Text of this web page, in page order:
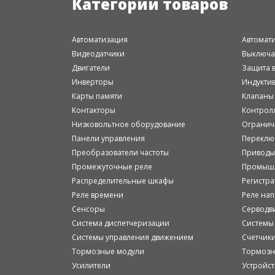
Автоматизация
Видеодатчики
Двигатели
Защита
Инверторы
Карты памяти
Клапаны
Контакторы
Низковольтное оборудование
Панели управления
Преобразователи частоты
Приводы
Промежуточные реле
Распределительные шкафы
Реле времени
Реле
Сенсоры
Система диспетчеризации
Системы
Системы управления движением
Счетчики
Тормозные модули
Усилители